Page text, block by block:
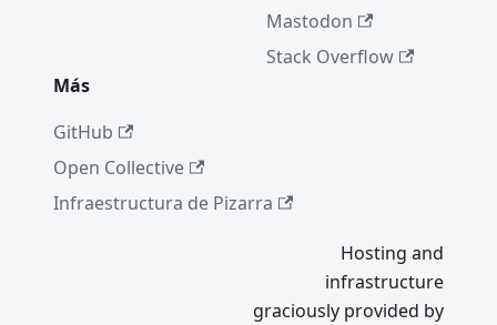
Mastodon
Stack Overflow
Más
GitHub
Open Collective
Infraestructura de Pizarra
Hosting and
infrastructure
graciously provided by